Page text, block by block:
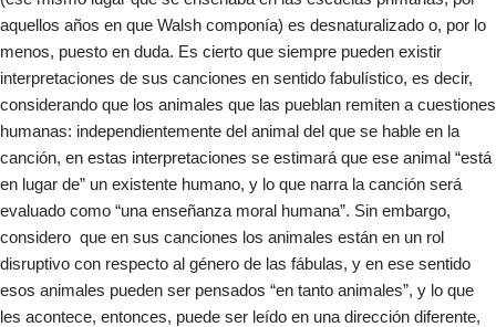
aquellos años en que Walsh componía) es desnaturalizado o, por lo
menos, puesto en duda. Es cierto que siempre pueden existir
interpretaciones de sus canciones en sentido fabulístico, es decir,
considerando que los animales que las pueblan remiten a cuestiones
humanas: independientemente del animal del que se hable en la
canción, en estas interpretaciones se estimará que ese animal “está
en lugar de” un existente humano, y lo que narra la canción será
evaluado como “una enseñanza moral humana”. Sin embargo,
considero que en sus canciones los animales están en un rol
disruptivo con respecto al género de las fábulas, y en ese sentido
esos animales pueden ser pensados “en tanto animales”, y lo que
les acontece, entonces, puede ser leído en una dirección diferente,